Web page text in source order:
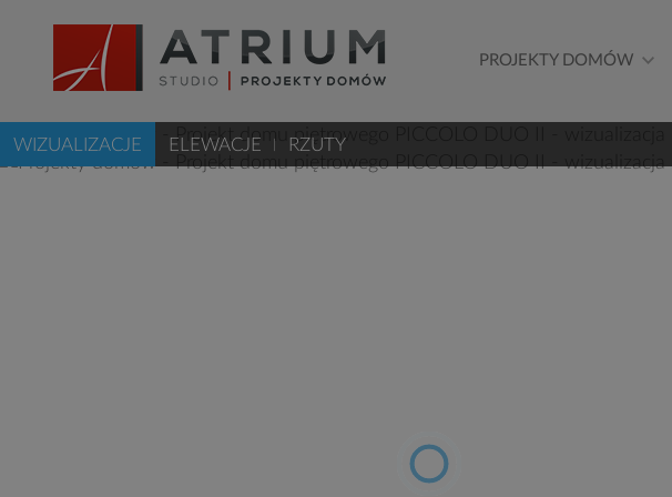
PROJEKTY DOMÓW
WIZUALIZACJE ELEWACJE RZUTY